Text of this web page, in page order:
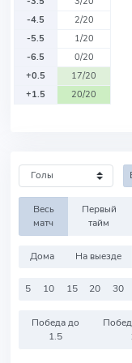
-4.5
2/20
-5.5
1/20
-6.5
0/20
+0.5
17/20
+1.5
20/20
Весь
матч
Первый
тайм
Дома На выезде
5 10 15 20 30
Победа до
1.5